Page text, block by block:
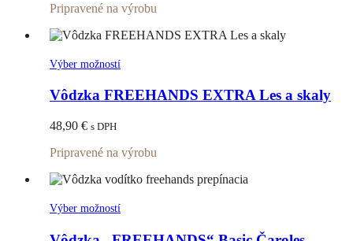
môžete
vybrať
stránke
produktu.
22,90 €
36,90 €
Pripravené na výrobu
Výber možnostíTento
má
viacero
si
môžete
vybrať
stránke
Vôdzka FREEHANDS EXTRA Les a skaly
48,90 € s DPH
Pripravené na výrobu
Výber možnostíTento
má